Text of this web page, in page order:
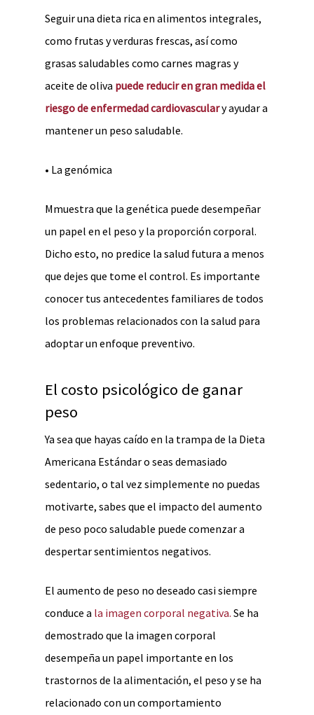
Seguir una dieta rica en alimentos integrales,
como frutas y verduras frescas, así como
grasas saludables como carnes magras y
aceite de oliva puede reducir en gran medida el
riesgo de enfermedad cardiovasculary ayudar a
mantener un peso saludable.
• La genómica
Mmuestra que la genética puede desempeñar
un papel en el peso y la proporción corporal.
Dicho esto, no predice la salud futura a menos
que dejes que tome el control. Es importante
conocer tus antecedentes familiares de todos
los problemas relacionados con la salud para
adoptar un enfoque preventivo.
El costo psicológico de ganar
peso
Ya sea que hayas caído en la trampa de la Dieta
Americana Estándar o seas demasiado
sedentario, o tal vez simplemente no puedas
motivarte, sabes que el impacto del aumento
de peso poco saludable puede comenzar a
despertar sentimientos negativos.
El aumento de peso no deseado casi siempre
conduce a la imagen corporal negativa. Se ha
demostrado que la imagen corporal
desempeña un papel importante en los
trastornos de la alimentación, el peso y se ha
relacionado con un comportamiento